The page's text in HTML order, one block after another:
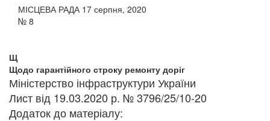
МІСЦЕВА РАДА 17 серпня, 2020
№ 8
Щ
Щодо гарантійного строку ремонту доріг
Міністерство інфраструктури України
Лист від 19.03.2020 р. № 3796/25/10-20
​Додаток до матеріалу: